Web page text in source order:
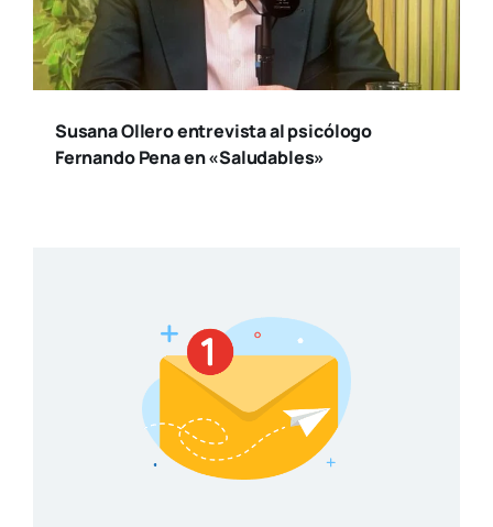
Susana Ollero entrevista al psicólogo
Fernando Pena en «Saludables»